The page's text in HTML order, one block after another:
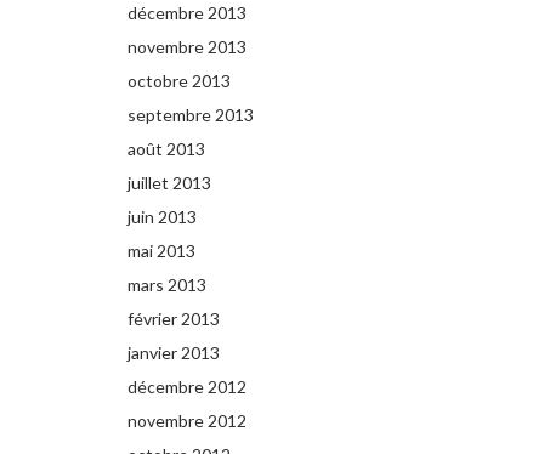
décembre 2013
novembre 2013
octobre 2013
septembre 2013
août 2013
juillet 2013
juin 2013
mai 2013
mars 2013
février 2013
janvier 2013
décembre 2012
novembre 2012